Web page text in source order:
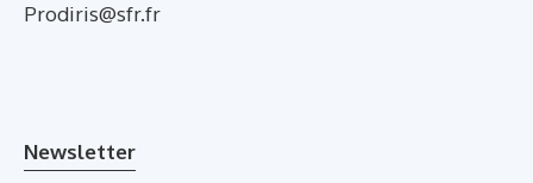
Prodiris@sfr.fr
Newsletter